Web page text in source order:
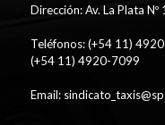
Dirección: Av. La Plata
Teléfonos: (+54 11)
(+54 11) 4920-7099
Email: